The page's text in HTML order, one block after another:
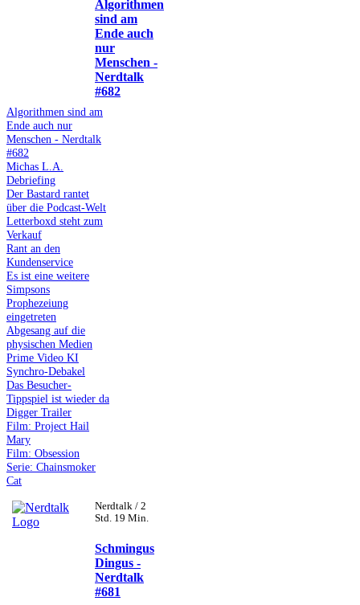
Algorithmen
sind am
Ende auch
nur
Menschen -
Nerdtalk
#682
Algorithmen sind am
Ende auch nur
Menschen - Nerdtalk
#682
Michas L.A.
Debriefing
Der Bastard rantet
über die Podcast-Welt
Letterboxd steht zum
Verkauf
Rant an den
Kundenservice
Es ist eine weitere
Simpsons
Prophezeiung
eingetreten
Abgesang auf die
physischen Medien
Prime Video KI
Synchro-Debakel
Das Besucher-
Tippspiel ist wieder da
Digger Trailer
Film: Project Hail
Mary
Film: Obsession
Serie: Chainsmoker
Cat
Nerdtalk / 2
Std. 19 Min.
Schmingus
Dingus -
Nerdtalk
#681